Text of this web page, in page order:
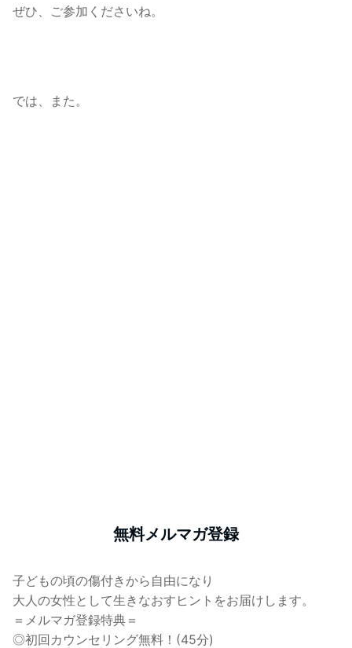
ぜひ、ご参加くださいね。
では、また。
無料メルマガ登録
子どもの頃の傷付きから自由になり
大人の女性として生きなおすヒントをお届けします。
＝メルマガ登録特典＝
◎初回カウンセリング無料！(45分)